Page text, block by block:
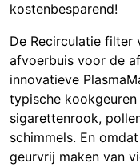
kostenbesparend!
De Recirculatie filter
afvoerbuis voor de
innovatieve
typische
sigarettenrook,
schimmels. En
geurvrij maken van